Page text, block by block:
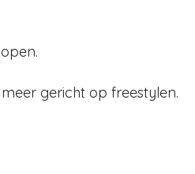
gericht op freestylen.